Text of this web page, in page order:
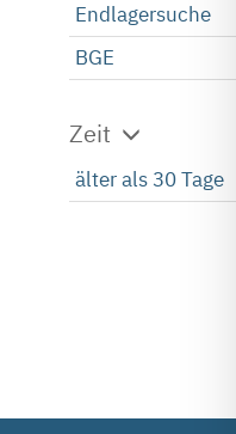
Endlagersuche
BGE
Zeit
älter als 30 Tage